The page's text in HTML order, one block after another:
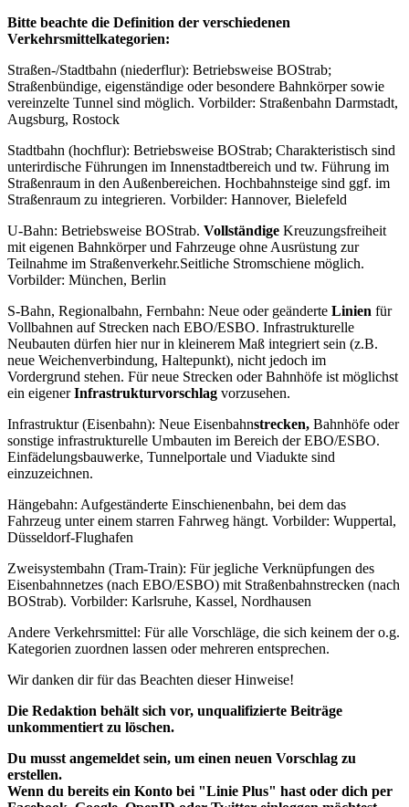
Bitte beachte die Definition der verschiedenen
Verkehrsmittelkategorien:
Straßen-/Stadtbahn (niederflur): Betriebsweise BOStrab;
Straßenbündige, eigenständige oder besondere Bahnkörper sowie
vereinzelte Tunnel sind möglich. Vorbilder: Straßenbahn Darmstadt,
Augsburg, Rostock
Stadtbahn (hochflur): Betriebsweise BOStrab; Charakteristisch sind
unterirdische Führungen im Innenstadtbereich und tw. Führung im
Straßenraum in den Außenbereichen. Hochbahnsteige sind ggf. im
Straßenraum zu integrieren. Vorbilder: Hannover, Bielefeld
U-Bahn: Betriebsweise BOStrab. Vollständige Kreuzungsfreiheit
mit eigenen Bahnkörper und Fahrzeuge ohne Ausrüstung zur
Teilnahme im Straßenverkehr.Seitliche Stromschiene möglich.
Vorbilder: München, Berlin
S-Bahn, Regionalbahn, Fernbahn: Neue oder geänderte Linien für
Vollbahnen auf Strecken nach EBO/ESBO. Infrastrukturelle
Neubauten dürfen hier nur in kleinerem Maß integriert sein (z.B.
neue Weichenverbindung, Haltepunkt), nicht jedoch im
Vordergrund stehen. Für neue Strecken oder Bahnhöfe ist möglichst
ein eigenerInfrastrukturvorschlag vorzusehen.
Infrastruktur (Eisenbahn): Neue Eisenbahnstrecken, Bahnhöfe oder
sonstige infrastrukturelle Umbauten im Bereich der EBO/ESBO.
Einfädelungsbauwerke, Tunnelportale und Viadukte sind
einzuzeichnen.
Hängebahn: Aufgeständerte Einschienenbahn, bei dem das
Fahrzeug unter einem starren Fahrweg hängt. Vorbilder: Wuppertal,
Düsseldorf-Flughafen
Zweisystembahn (Tram-Train): Für jegliche Verknüpfungen des
Eisenbahnnetzes (nach EBO/ESBO) mit Straßenbahnstrecken (nach
BOStrab). Vorbilder: Karlsruhe, Kassel, Nordhausen
Andere Verkehrsmittel: Für alle Vorschläge, die sich keinem der o.g.
Kategorien zuordnen lassen oder mehreren entsprechen.
Wir danken dir für das Beachten dieser Hinweise!
Die Redaktion behält sich vor, unqualifizierte Beiträge
unkommentiert zu löschen.
Du musst angemeldet sein, um einen neuen Vorschlag zu
erstellen.
Wenn du bereits ein Konto bei "Linie Plus" hast oder dich per